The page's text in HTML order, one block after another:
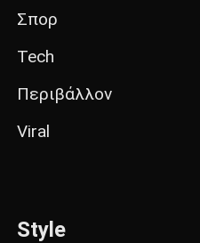
Σπορ
Tech
Περιβάλλον
Viral
Style